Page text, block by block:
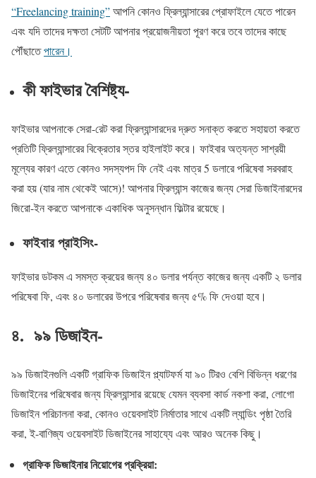
“Freelancing training”আপনি কোনও ফ্রিল্যান্সারের প্রোফাইলে যেতে পারেন
এবং যদি তাদের দক্ষতা সেটটি আপনার প্রয়োজনীয়তা পূরণ করে তবে তাদের কাছে
পৌঁছাতেপারেন।
কী ফাইভার বৈশিষ্ট্য-
ফাইভার আপনাকে সেরা-রেট করা ফ্রিল্যান্সারদের দ্রুত সনাক্ত করতে সহায়তা করতে
প্রতিটি ফ্রিল্যান্সারের বিক্রেতার স্তর হাইলাইট করে। ফাইবার অত্যন্ত সাশ্রয়ী
মূল্যের কারণ এতে কোনও সদস্যপদ ফি নেই এবং মাত্র 5 ডলারে পরিষেবা সরবরাহ
করা হয় (যার নাম থেকেই আসে)! আপনার ফ্রিল্যান্স কাজের জন্য সেরা ডিজাইনারদের
জিরো-ইন করতে আপনাকে একাধিক অনুসন্ধান ফিল্টার রয়েছে।
ফাইবার প্রাইসিং-
ফাইভার ডটকম এ সমস্ত ক্রয়ের জন্য ৪০ ডলার পর্যন্ত কাজের জন্য একটি ২ ডলার
পরিষেবা ফি, এবং ৪০ ডলারের উপরে পরিষেবার জন্য ৫% ফি দেওয়া হবে।
৪. ৯৯ ডিজাইন-
৯৯ ডিজাইনগুলি একটি গ্রাফিক ডিজাইন প্ল্যাটফর্ম যা ৯০ টিরও বেশি বিভিন্ন ধরণের
ডিজাইনের পরিষেবার জন্য ফ্রিল্যান্সার রয়েছে যেমন ব্যবসা কার্ড নকশা করা, লোগো
ডিজাইন পরিচালনা করা, কোনও ওয়েবসাইট নির্মাতার সাথে একটি ল্যান্ডিং পৃষ্ঠা তৈরি
করা, ই-বাণিজ্য ওয়েবসাইট ডিজাইনের সাহায্যে এবং আরও অনেক কিছু।
গ্রাফিক ডিজাইনার নিয়োগের প্রক্রিয়া: